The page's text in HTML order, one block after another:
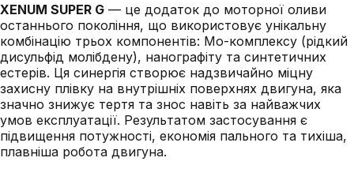
XENUM SUPER G — це додаток до моторної оливи
останнього покоління, що використовує унікальну
комбінацію трьох компонентів: Mo-комплексу (рідкий
дисульфід молібдену), нанографіту та синтетичних
естерів. Ця синергія створює надзвичайно міцну
захисну плівку на внутрішніх поверхнях двигуна, яка
значно знижує тертя та знос навіть за найважчих
умов експлуатації. Результатом застосування є
підвищення потужності, економія пального та тихіша,
плавніша робота двигуна.